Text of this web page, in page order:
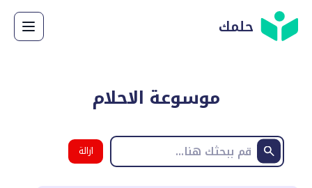
حلمك
موسوعة الاحلام
ازالة
البحث